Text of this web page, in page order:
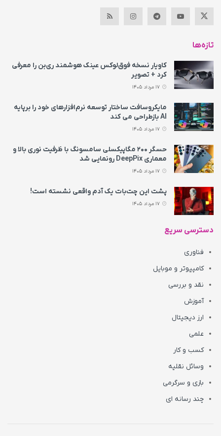
تازه‌ها
کاویار نسخه فوق‌لوکس عینک هوشمند ری‌بن را معرفی
کرد + تصویر
مایکروسافت ساختار توسعه نرم‌افزارهای خود را برپایه
AI بازطراحی می‌ کند
حسگر ۲۰۰ مگاپیکسلی سامسونگ با ظرفیت نوری بالا و
معماری DeepPix رونمایی شد
پشت این چت‌بات یک آدم واقعی نشسته است!
دسترسی سریع
فناوری
کامپیوتر و موبایل
نقد و بررسی
آموزش
ارز دیجیتال
علمی
کسب و کار
وسائل نقلیه
بازی و سرگرمی
چند رسانه ای